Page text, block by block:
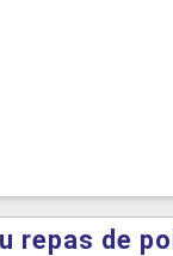
repas de